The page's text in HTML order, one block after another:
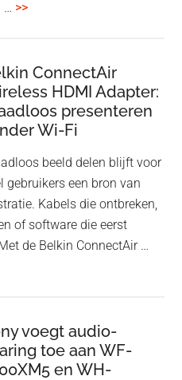
… >>overHoofdtelefoon
Speaker
in
een
twist
ConnectAir
HDMI Adapter:
presenteren
Wi-Fi
beeld delen blijft voor
gebruikers een bron van
Kabels die ontbreken,
of software die eerst
de Belkin ConnectAir …
voegt audio-
toe aan WF-
en WH-